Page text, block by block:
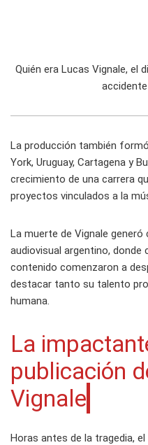
Quién era Lucas Vignale, el
La producción también
York, Uruguay, Cartagena y
crecimiento de una carrera
proyectos vinculados a la
La muerte de Vignale
audiovisual argentino,
contenido comenzaron a
destacar tanto su talento
humana.
La
publicación
Vignale
Horas antes de la tragedia,